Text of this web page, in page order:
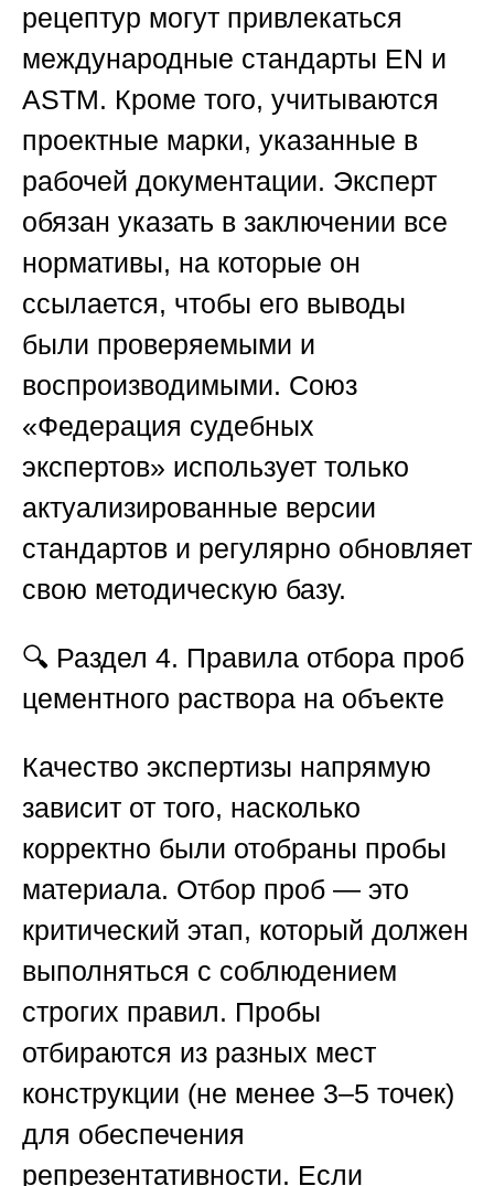
рецептур могут привлекаться
международные стандарты EN и
ASTM. Кроме того, учитываются
проектные марки, указанные в
рабочей документации. Эксперт
обязан указать в заключении все
нормативы, на которые он
ссылается, чтобы его выводы
были проверяемыми и
воспроизводимыми. Союз
«Федерация судебных
экспертов» использует только
актуализированные версии
стандартов и регулярно обновляет
свою методическую базу.
🔍 Раздел 4. Правила отбора проб
цементного раствора на объекте
Качество экспертизы напрямую
зависит от того, насколько
корректно были отобраны пробы
материала. Отбор проб — это
критический этап, который должен
выполняться с соблюдением
строгих правил. Пробы
отбираются из разных мест
конструкции (не менее 3–5 точек)
для обеспечения
репрезентативности. Если